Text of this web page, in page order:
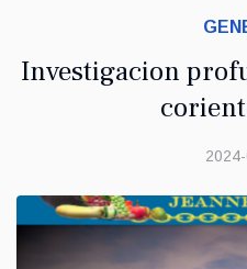
Investigacion